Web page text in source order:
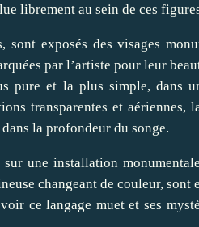
librement au sein de ces
sont exposés des visages
par l’artiste pour leur
pure et la plus simple, dans
transparentes et
la profondeur du songe.
sur une installation
changeant de couleur,
ce langage muet et ses